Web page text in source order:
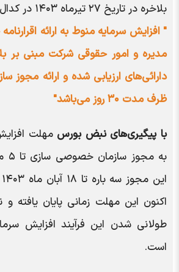
بلاخره در تاریخ ۲۷ تیرماه ۱۴۰۳ در کدال اطلاع رسانی شد که
" افزایش سرمایه منوط به ارائه
مدیره و امور حقوقی شرکت مبنی بر
دارائی‌های ارزیابی شده و ارائه
ظرف مدت ۳۰ روز می‌باشد"
با پیگیری‌های نبض بورس مهلت
اکنون این مهلت زمانی پایان یافته و
طولانی شدن این فرآیند افزایش
است.